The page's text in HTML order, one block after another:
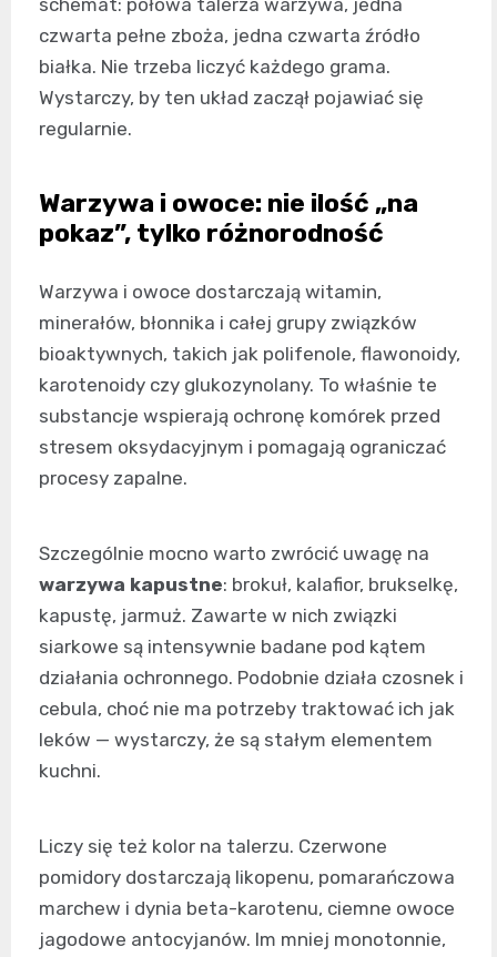
czwarta pełne zboża, jedna czwarta źródło
białka. Nie trzeba liczyć każdego grama.
Wystarczy, by ten układ zaczął pojawiać się
regularnie.
Warzywa i owoce: nie ilość „na
pokaz”, tylko różnorodność
Warzywa i owoce dostarczają witamin,
minerałów, błonnika i całej grupy związków
bioaktywnych, takich jak polifenole, flawonoidy,
karotenoidy czy glukozynolany. To właśnie te
substancje wspierają ochronę komórek przed
stresem oksydacyjnym i pomagają ograniczać
procesy zapalne.
Szczególnie mocno warto zwrócić uwagę na
warzywa kapustne: brokuł, kalafior, brukselkę,
kapustę, jarmuż. Zawarte w nich związki
siarkowe są intensywnie badane pod kątem
działania ochronnego. Podobnie działa czosnek i
cebula, choć nie ma potrzeby traktować ich jak
leków — wystarczy, że są stałym elementem
kuchni.
Liczy się też kolor na talerzu. Czerwone
pomidory dostarczają likopenu, pomarańczowa
marchew i dynia beta-karotenu, ciemne owoce
jagodowe antocyjanów. Im mniej monotonnie,